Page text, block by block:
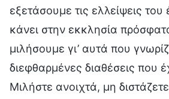
εξετάσουμε τις ελλείψεις
κάνει στην εκκλησία
μιλήσουμε γι’ αυτά που
διεφθαρμένες διαθέσεις που
Μιλήστε ανοιχτά, μη